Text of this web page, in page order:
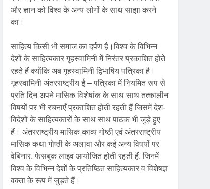
और ज्ञान को विश्व के अन्य लोगों के साथ साझा करने
का।
साहित्य किसी भी समाज का दर्पण है।विश्व के विभिन्न
देशों के साहित्यकार गृहस्वामिनी में निरंतर प्रकाशित होते
रहते हैं क्योंकि अब गृहस्वामिनी द्विभाषिय पत्रिका है।
गृहस्वामिनी अंतरराष्ट्रीय ई – पत्रिका में नियमित रूप से
प्रति दिन अपने मासिक विशेषांक के साथ साथ तत्कालीन
विषयों पर भी रचनाएँ प्रकाशित होती रहती हैं जिसमें देश-
विदेशों के साहित्यकारों के साथ साथ पाठक भी जुड़े हुए
हैं। अंतरराष्ट्रीय मासिक काव्य गोष्ठी एवं अंतरराष्ट्रीय
मासिक कथा गोष्ठी के अलावा और कई अन्य विषयों पर
वेबिनार, फेसबुक लाइव आयोजित होती रहती हैं, जिनमें
विश्व के विभिन्न देशों के प्रतिष्ठित साहित्यकार व विशेषज्ञ
वक्ता के रूप में जुड़ते हैं।